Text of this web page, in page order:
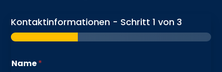
Kontaktinformationen - Schritt1 von 3
Name*